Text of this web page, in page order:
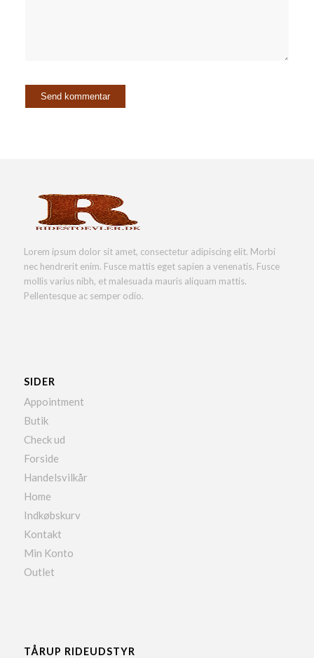
Lorem ipsum dolor sit amet, consectetur adipiscing elit. Morbi
nec hendrerit enim. Fusce mattis eget sapien a venenatis. Fusce
mollis varius nibh, et malesuada mauris aliquam mattis.
Pellentesque ac semper odio.
SIDER
Appointment
Butik
Check ud
Forside
Handelsvilkår
Home
Indkøbskurv
Kontakt
Min Konto
Outlet
TÅRUP RIDEUDSTYR